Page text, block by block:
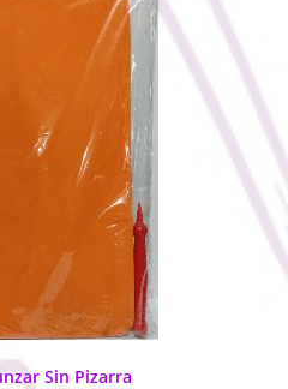
Sin Pizarra